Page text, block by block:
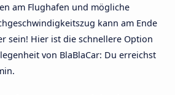
am Flughafen und mögliche
kann am Ende
sein! Hier ist die schnellere Option
von BlaBlaCar: Du erreichst